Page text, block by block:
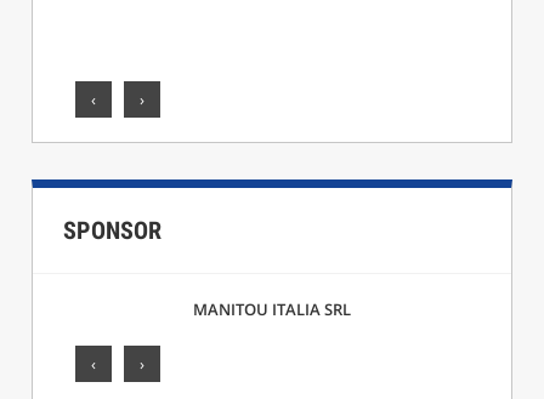
‹ ›
SPONSOR
MANITOU ITALIA SRL
‹ ›